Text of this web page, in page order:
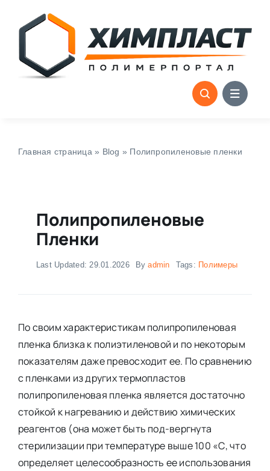
content
Главная страница » Blog » Полипропиленовые пленки
Полипропиленовые
Пленки
Last Updated: 29.01.2026 Byadmin Tags: Полимеры
По своим характеристикам полипропиленовая
пленка близка к полиэтиленовой и по некоторым
показателям даже превосходит ее. По сравнению
с пленками из других термопластов
полипропиленовая пленка является достаточно
стойкой к нагреванию и действию химических
реагентов (она может быть под-вергнута
стерилизации при температуре выше 100 «С, что
определяет целесообразность ее использования